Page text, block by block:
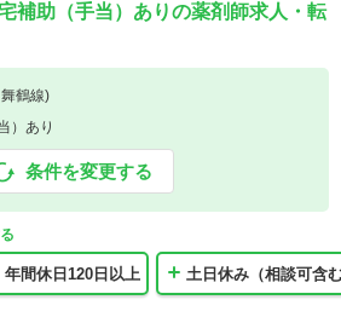
補助（手当）ありの薬剤師求人・転
鶴線)
）あり
条件を変更する
年間休日120日以上 土日休み（相談可含